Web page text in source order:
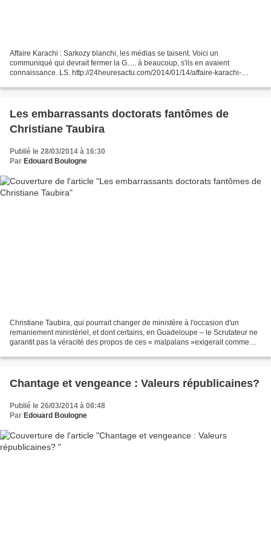
Affaire Karachi : Sarkozy blanchi, les médias se taisent. Voici un
communiqué qui devrait fermer la G..... à beaucoup, s'ils en avaient
connaissance. LS. http://24heuresactu.com/2014/01/14/affaire-karachi-
Les embarrassants doctorats fantômes de
Christiane Taubira
Publié le 28/03/2014 à 16:30
Par Edouard Boulogne
Christiane Taubira, qui pourrait changer de ministère à l'occasion d'un
remaniement ministériel, et dont certains, en Guadeloupe – le Scrutateur ne
garantit pas la véracité des propos de ces « malpalans »exigerait comme
Chantage et vengeance : Valeurs républicaines?
Publié le 26/03/2014 à 08:48
Par Edouard Boulogne